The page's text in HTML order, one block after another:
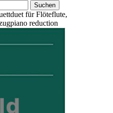
duet fürFlöteflute,
piano reduction